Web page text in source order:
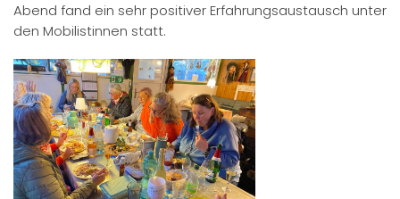
Abend fand ein sehr positiver Erfahrungsaustausch unter
den Mobilistinnen statt.